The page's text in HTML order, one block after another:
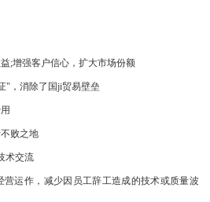
;增强客户信心，扩大市场份额
"，消除了国ji贸易壁垒
败之地
术交流
运作，减少因员工辞工造成的技术或质量波